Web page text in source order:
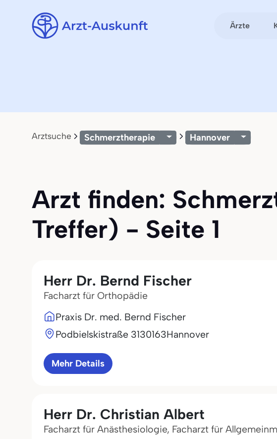
Ärzte
Arztsuche Schmerztherapie Hannover
Arzt finden:
Treffer) - Seite 1
Herr Dr. Bernd Fischer
Facharzt für Orthopädie
Praxis Dr. med. Bernd Fischer
Podbielskistraße 3130163Hannover
Mehr Details
Herr Dr. Christian Albert
Facharzt für Anästhesiologie, Facharzt für